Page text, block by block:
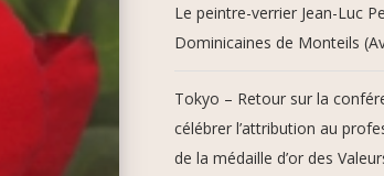
Le peintre-verrier Jean-Luc
Dominicaines de Monteils
Tokyo – Retour sur la
célébrer l’attribution au
de la médaille d’or des